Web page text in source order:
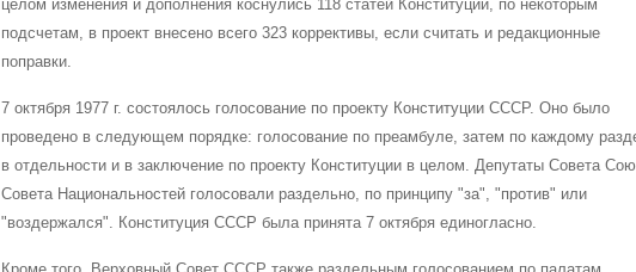
целом изменения и дополнения коснулись 118 статей Конституции, по некоторым
подсчетам, в проект внесено всего 323 коррективы, если считать и редакционные
поправки.
7 октября 1977 г. состоялось голосование по проекту Конституции СССР. Оно было
проведено в следующем порядке: голосование по преамбуле, затем по каждому
в отдельности и в заключение по проекту Конституции в целом. Депутаты Совета
Совета Национальностей голосовали раздельно, по принципу "за", "против" или
"воздержался". Конституция СССР была принята 7 октября единогласно.